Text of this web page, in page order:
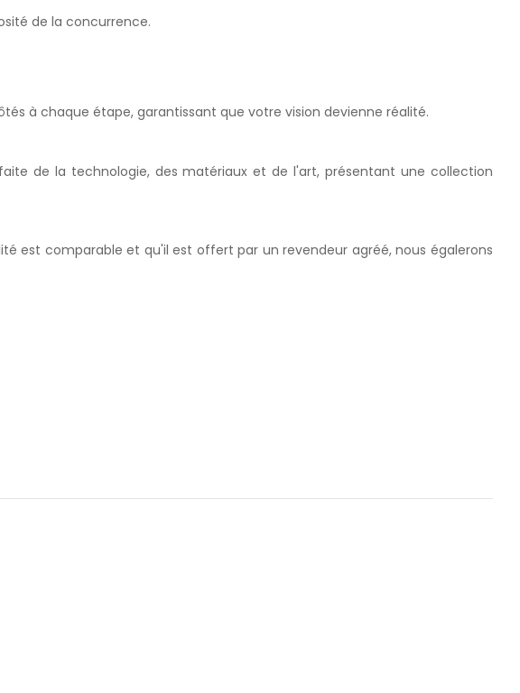
de la concurrence.
à chaque étape, garantissant que votre vision devienne réalité.
de la technologie, des matériaux et de l'art, présentant une collection
est comparable et qu'il est offert par un revendeur agréé, nous égalerons